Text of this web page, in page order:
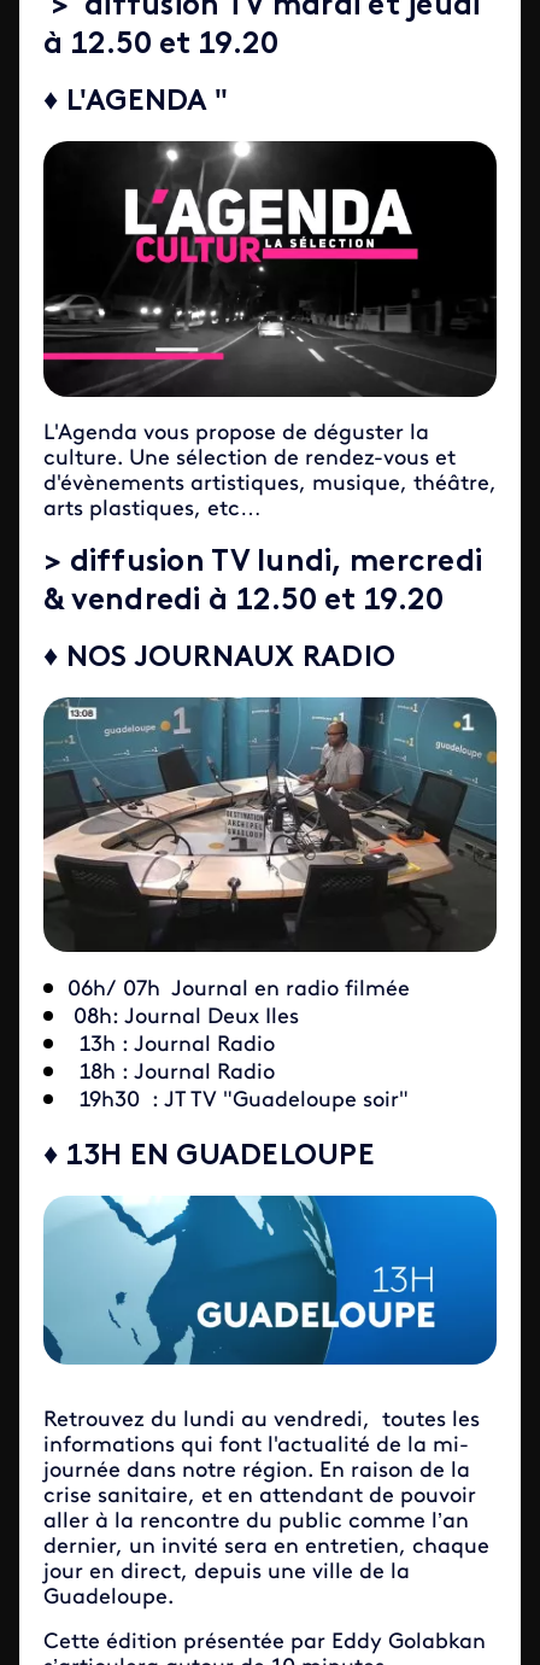
> diffusion TV mardi et jeudi
à 12.50 et 19.20
♦ L'AGENDA "
L'Agenda vous propose de déguster la
culture. Une sélection de rendez-vous et
d'évènements artistiques, musique, théâtre,
arts plastiques, etc…
> diffusion TV lundi, mercredi
& vendredi à 12.50 et 19.20
♦ NOS JOURNAUX RADIO
06h/ 07h Journal en radio filmée
08h: Journal Deux Iles
13h : Journal Radio
18h : Journal Radio
19h30 : JT TV "Guadeloupe soir"
♦ 13H EN GUADELOUPE
Retrouvez du lundi au vendredi, toutes les
informations qui font l'actualité de la mi-
journée dans notre région. En raison de la
crise sanitaire, et en attendant de pouvoir
aller à la rencontre du public comme l’an
dernier, un invité sera en entretien, chaque
jour en direct, depuis une ville de la
Guadeloupe.
Cette édition présentée par Eddy Golabkan